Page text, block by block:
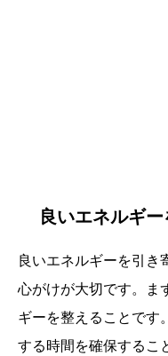
良いエネルギ
良いエネルギーを引き
心がけが大切です。ま
ギーを整えることです
する時間を確保するこ